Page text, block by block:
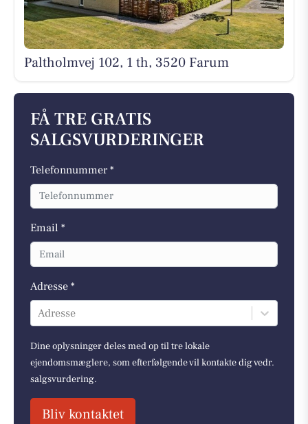
Paltholmvej 102, 1 th, 3520 Farum
FÅ TRE GRATIS
SALGSVURDERINGER
Telefonnummer *
Email *
Adresse *
Adresse
Dine oplysninger deles med op til tre lokale
ejendomsmæglere, som efterfølgende vil kontakte dig vedr.
salgsvurdering.
Bliv kontaktet